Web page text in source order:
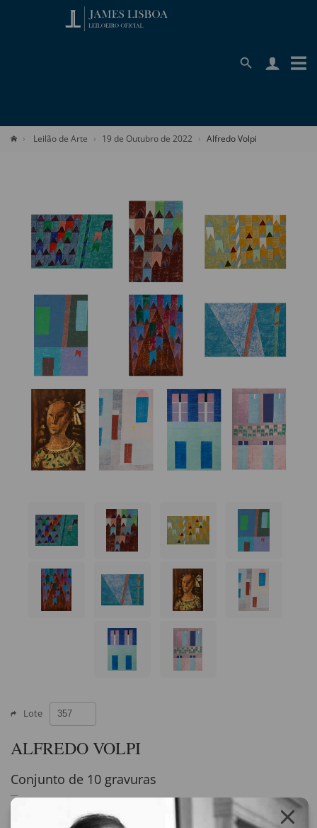
Leilão de Arte 19 de Outubro de 2022 Alfredo Volpi
Lote
ALFREDO VOLPI
Conjunto de 10 gravuras